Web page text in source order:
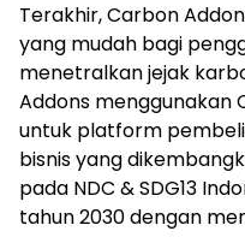
Terakhir, Carbon
yang mudah bagi
menetralkan jejak
Addons menggunakan
untuk platform
bisnis yang
pada NDC & SDG13
tahun 2030 dengan